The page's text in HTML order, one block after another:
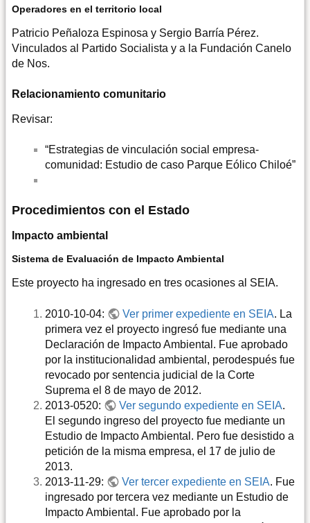
Operadores en el territorio local
Patricio Peñaloza Espinosa y Sergio Barría Pérez.
Vinculados al Partido Socialista y a la Fundación Canelo
de Nos.
Relacionamiento comunitario
Revisar:
“Estrategias de vinculación social empresa-
comunidad: Estudio de caso Parque Eólico Chiloé”
Procedimientos con el Estado
Impacto ambiental
Sistema de Evaluación de Impacto Ambiental
Este proyecto ha ingresado en tres ocasiones al SEIA.
2010-10-04: Ver primer expediente en SEIA. La
primera vez el proyecto ingresó fue mediante una
Declaración de Impacto Ambiental. Fue aprobado
por la institucionalidad ambiental, perodespués fue
revocado por sentencia judicial de la Corte
Suprema el 8 de mayo de 2012.
2013-0520:
Ver segundo expediente en SEIA.
El segundo ingreso del proyecto fue mediante un
Estudio de Impacto Ambiental. Pero fue desistido a
petición de la misma empresa, el 17 de julio de
2013.
2013-11-29:
Ver tercer expediente en SEIA. Fue
ingresado por tercera vez mediante un Estudio de
Impacto Ambiental. Fue aprobado por la